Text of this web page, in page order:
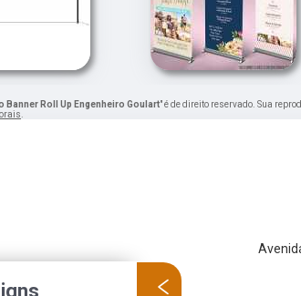
Banner Roll Up Engenheiro Goulart" é de direito reservado. Sua